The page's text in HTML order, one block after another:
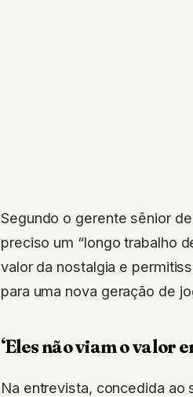
Segundo o gerente sênior
preciso um “longo trabalho
valor da nostalgia e
para uma nova geração de
‘Eles não viam o valor
Na entrevista, concedida ao